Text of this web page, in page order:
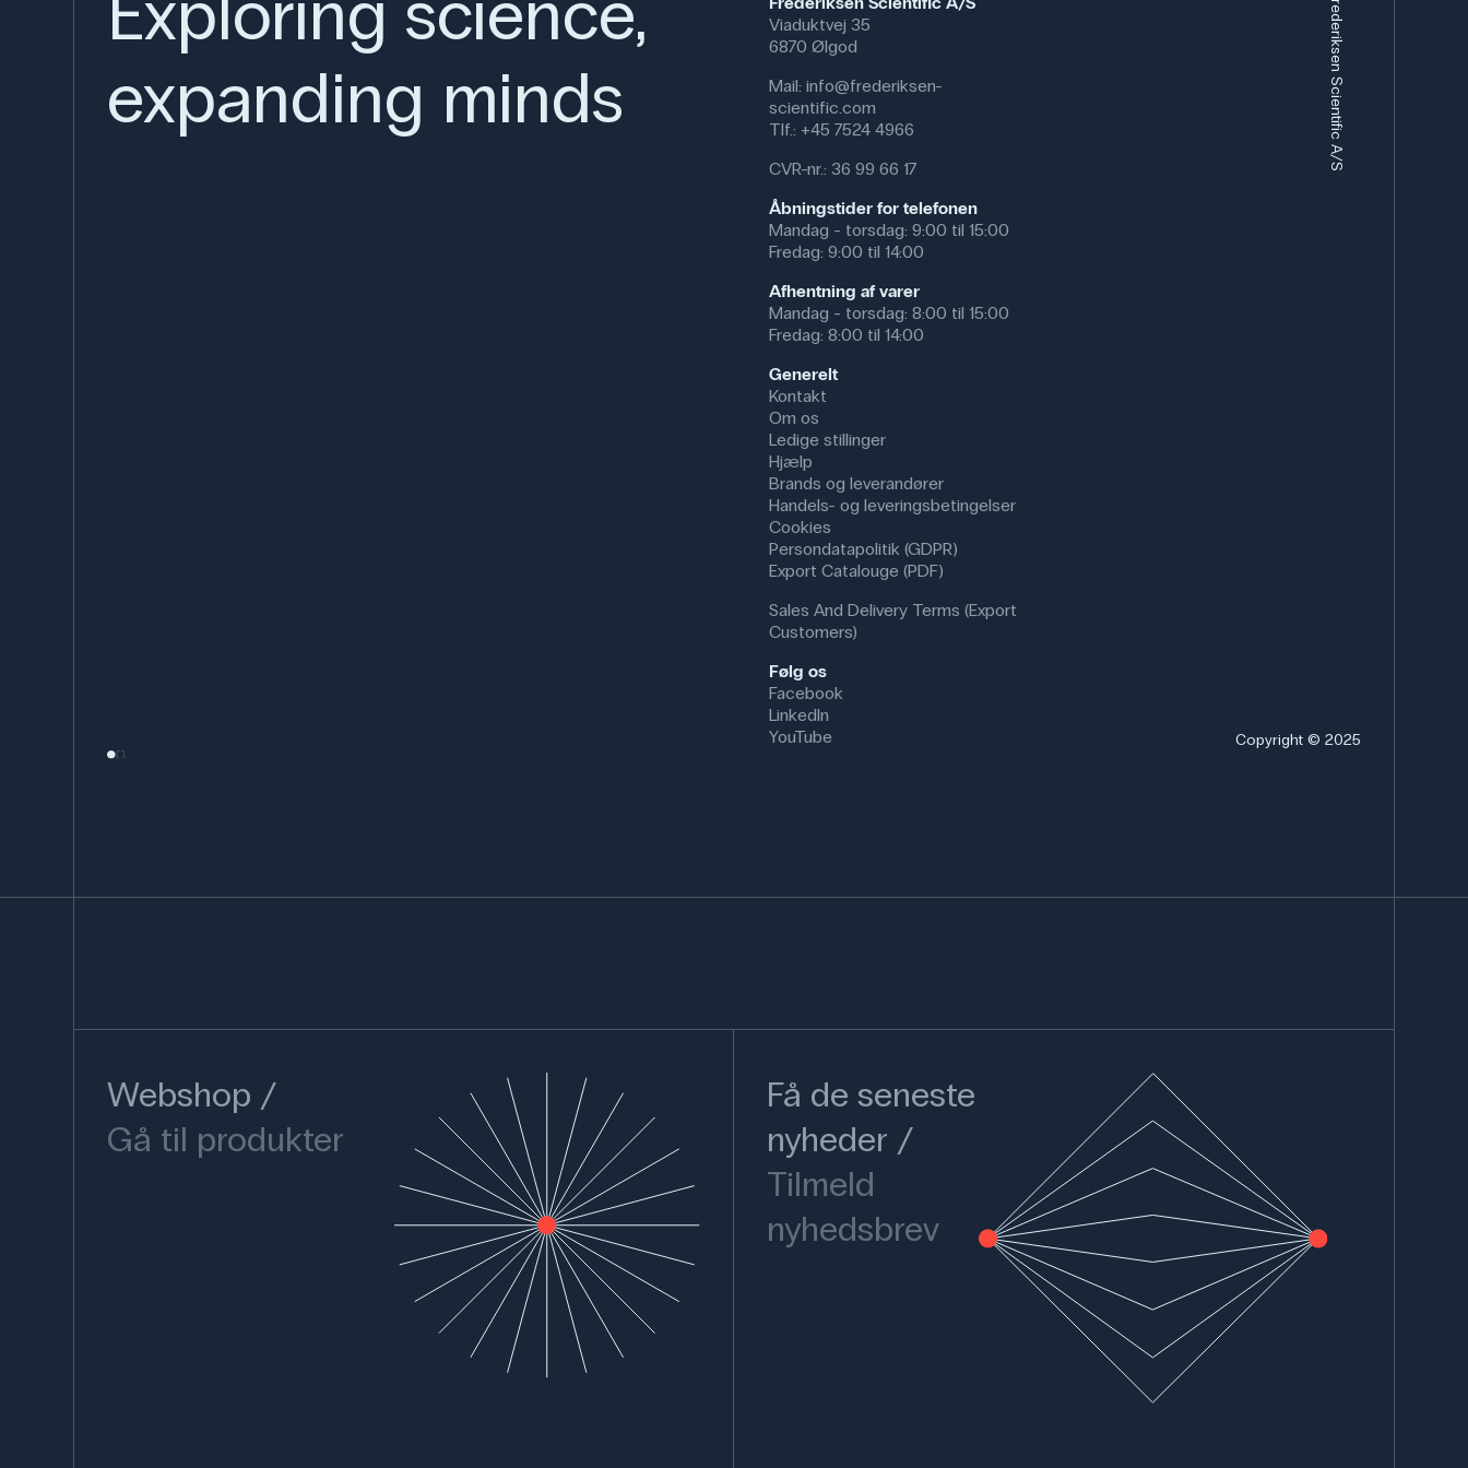
expanding minds
Viaduktvej 35
6870 Ølgod
Mail: info@frederiksen-
scientific.com
Tlf.: +45 7524 4966
CVR-nr.: 36 99 66 17
Åbningstider for telefonen
Mandag - torsdag: 9:00 til 15:00
Fredag: 9:00 til 14:00
Afhentning af varer
Mandag - torsdag: 8:00 til 15:00
Fredag: 8:00 til 14:00
Generelt
Kontakt
Om os
Ledige stillinger
Hjælp
Brands og leverandører
Handels- og leveringsbetingelser
Cookies
Persondatapolitik (GDPR)
Export Catalouge (PDF)
Sales And Delivery Terms (Export
Customers)
Følg os
Facebook
LinkedIn
YouTube
Frederiksen Scientific A/S
Copyright © 2025
Webshop
Gå til produkter
Få de seneste
nyheder
Tilmeld
nyhedsbrev